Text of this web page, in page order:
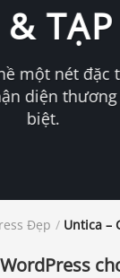
một nét đặc
diện
biệt.
Đẹp / Untica –